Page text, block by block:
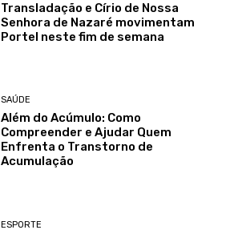
Transladação e Círio de Nossa
Senhora de Nazaré movimentam
Portel neste fim de semana
SAÚDE
Além do Acúmulo: Como
Compreender e Ajudar Quem
Enfrenta o Transtorno de
Acumulação
ESPORTE